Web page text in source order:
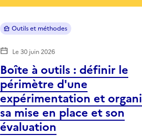
Boîte à outils : définir le
périmètre d'une
expérimentation et
sa mise en place et son
évaluation
Outils et méthodes
Le 30 juin 2026